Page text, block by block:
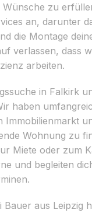
zu
an, darunter
die Montage
verlassen, dass
arbeiten.
in Falkirk
haben
Immobilienmarkt
Wohnung zu
Miete oder zum
und begleiten
aus Leipzig